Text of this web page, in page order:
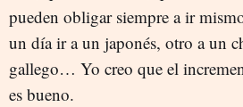
pueden obligar siempre a ir
un día ir a un japonés, otro a un
gallego… Yo creo que el
es bueno.